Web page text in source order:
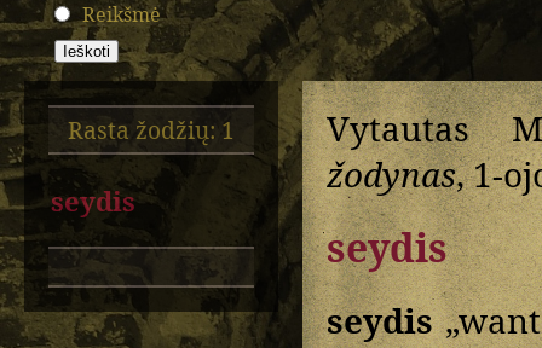
Reikšmė
Rasta žodžių: 1
seydis
Vytautas
žodynas, 1-
seydis
seydis